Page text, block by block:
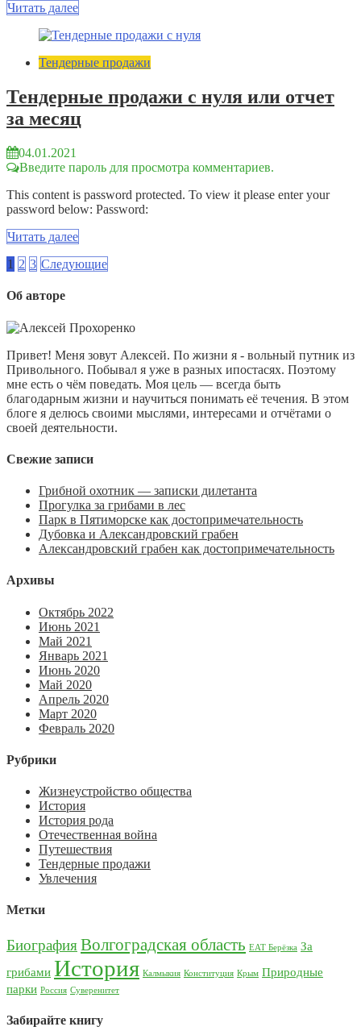
Читать далее
Тендерные продажи
Тендерные продажи с нуля или отчет
за месяц
04.01.2021
Введите пароль для просмотра комментариев.
This content is password protected. To view it please enter your
password below: Password:
Читать далее
1 2 3 Следующие
Об авторе
Привет! Меня зовут Алексей. По жизни я - вольный путник из
Привольного. Побывал я уже в разных ипостасях. Поэтому
мне есть о чём поведать. Моя цель — всегда быть
благодарным жизни и научиться понимать её течения. В этом
блоге я делюсь своими мыслями, интересами и отчётами о
своей деятельности.
Свежие записи
Грибной охотник — записки дилетанта
Прогулка за грибами в лес
Парк в Пятиморске как достопримечательность
Дубовка и Александровский грабен
Александровский грабен как достопримечательность
Архивы
Октябрь 2022
Июнь 2021
Май 2021
Январь 2021
Июнь 2020
Май 2020
Апрель 2020
Март 2020
Февраль 2020
Рубрики
Жизнеустройство общества
История
История рода
Отечественная война
Путешествия
Тендерные продажи
Увлечения
Метки
БиографияВолгоградская область ЕАТ Берёзка За
грибами История Калмыкия Конституция Крым Природные
парки Россия Суверенитет
Забирайте книгу